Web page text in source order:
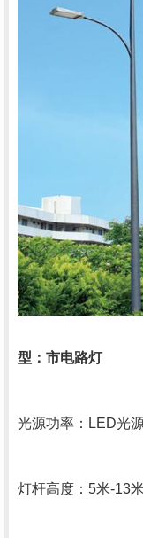
型：
光源功率：
灯杆高